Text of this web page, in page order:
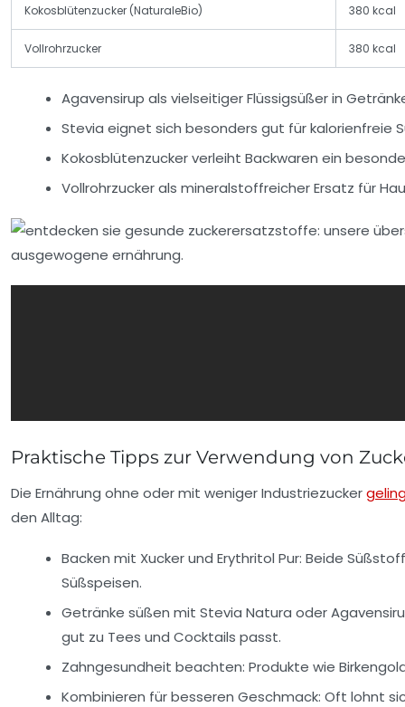
Kokosblütenzucker (NaturaleBio) 380 kcal
Vollrohrzucker 380 kcal
Agavensirup als vielseitiger Flüssigsüßer in
Stevia eignet sich besonders gut für kalorienfreie
Kokosblütenzucker verleiht Backwaren ein
Vollrohrzucker als mineralstoffreicher Ersatz für
Praktische Tipps zur Verwendung von
Die Ernährung ohne oder mit weniger Industriezucker
den Alltag:
Backen mit Xucker und Erythritol Pur: Beide
Süßspeisen.
Getränke süßen mit Stevia Natura oder
gut zu Tees und Cocktails passt.
Zahngesundheit beachten: Produkte wie
Kombinieren für besseren Geschmack: Oft lohnt